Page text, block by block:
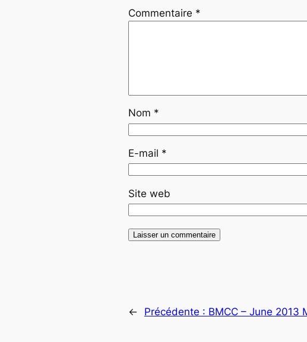
Commentaire *
Nom *
E-mail *
Site web
← Précédente : BMCC – June 2013